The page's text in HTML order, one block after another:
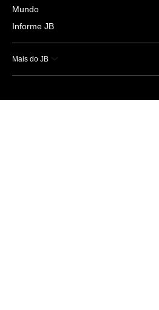
Mundo
Informe JB
Mais do JB
Esportes